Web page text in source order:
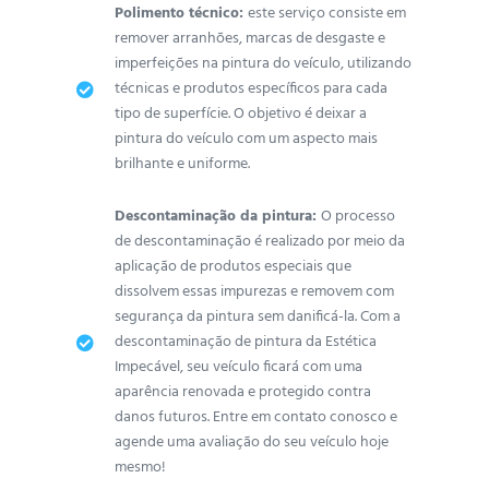
Polimento técnico: este serviço consiste em
remover arranhões, marcas de desgaste e
imperfeições na pintura do veículo, utilizando
técnicas e produtos específicos para cada
tipo de superfície. O objetivo é deixar a
pintura do veículo com um aspecto mais
brilhante e uniforme.
Descontaminação da pintura: O processo
de descontaminação é realizado por meio da
aplicação de produtos especiais que
dissolvem essas impurezas e removem com
segurança da pintura sem danificá-la. Com a
descontaminação de pintura da Estética
Impecável, seu veículo ficará com uma
aparência renovada e protegido contra
danos futuros. Entre em contato conosco e
agende uma avaliação do seu veículo hoje
mesmo!